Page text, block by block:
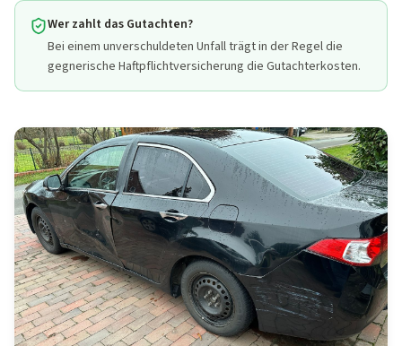
Wer zahlt das Gutachten?
Bei einem unverschuldeten Unfall trägt in der Regel die
gegnerische Haftpflichtversicherung die Gutachterkosten.